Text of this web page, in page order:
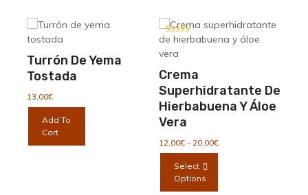
producto
Turrón De Yema
Tostada
13,00€
Add To
Cart
Crema
Superhidratante De
Hierbabuena Y Áloe
Vera
Valorado con
de 5
12,00€ - 20,00€Rango
Select
Options